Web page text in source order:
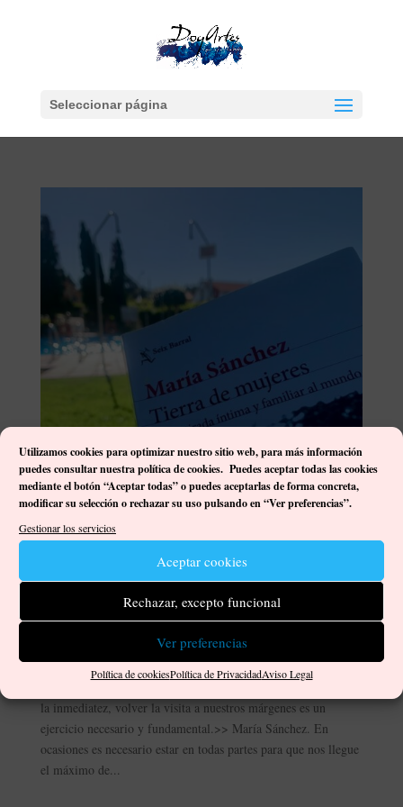
Utilizamos cookies para optimizar nuestro sitio web, para más información
puedes consultar nuestra política de cookies. Puedes aceptar todas las cookies
mediante el botón “Aceptar todas” o puedes aceptarlas de forma concreta,
modificar su selección o rechazar su uso pulsando en “Ver preferencias”.
Gestionar los servicios
Aceptar cookies
Rechazar, excepto funcional
Ver preferencias
Política de cookiesPolítica de PrivacidadAviso Legal
Seleccionar página
Tierra de mujeres, María Sánchez
porDamián José Ortega Gutiérrez|Nov 12, 2023|
Reflexiones|0 Comentarios
<<En un mundo en el que cada día manda más lo individual y
la inmediatez, volver la visita a nuestros márgenes es un
ejercicio necesario y fundamental.>> María Sánchez. En
ocasiones es necesario estar en todas partes para que nos llegue
el máximo de...